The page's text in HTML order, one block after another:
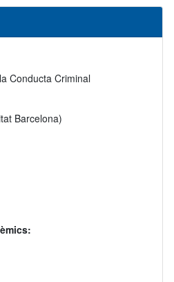
Conducta Criminal
Barcelona)